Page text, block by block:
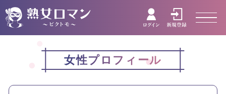
女性プロフィール